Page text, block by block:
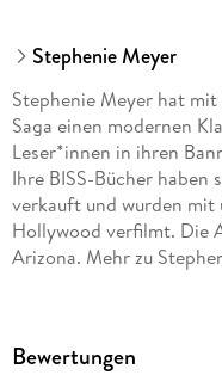
Stephenie Meyer
Stephenie Meyer hat
Saga einen modernen
Leser*innen in ihren
Ihre BISS-Bücher
verkauft und wurden mit
Hollywood verfilmt. Die
Arizona. Mehr zu
Sylke Hachmeister,
Bewertungen